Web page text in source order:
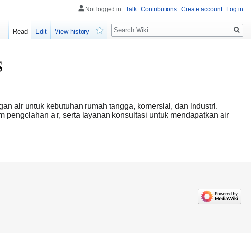
air untuk kebutuhan rumah tangga, komersial, dan industri.
pengolahan air, serta layanan konsultasi untuk mendapatkan air
Not logged in Talk Contributions Create account Log in
Read Edit
View history
Search